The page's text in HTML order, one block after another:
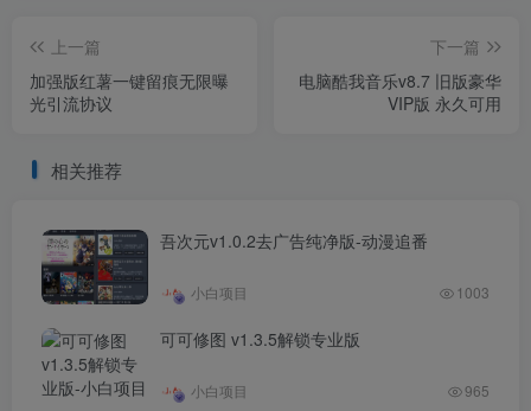
上一篇
加强版红薯一键留痕无限曝
光引流协议
下一篇
电脑酷我音乐v8.7 旧版豪华
VIP版 永久可用
相关推荐
吾次元v1.0.2去广告纯净版-动漫追番
小白项目 1003
可可修图 v1.3.5解锁专业版
小白项目 965